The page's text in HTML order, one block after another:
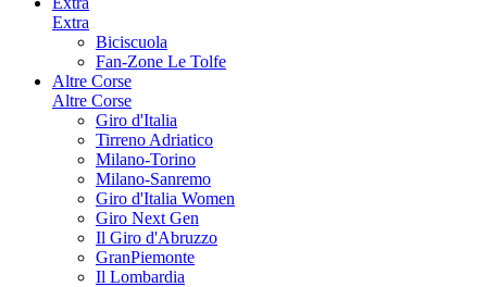
Extra
Biciscuola
Fan-Zone Le Tolfe
Altre Corse
Altre Corse
Giro d'Italia
Tirreno Adriatico
Milano-Torino
Milano-Sanremo
Giro d'Italia Women
Giro Next Gen
Il Giro d'Abruzzo
GranPiemonte
Il Lombardia